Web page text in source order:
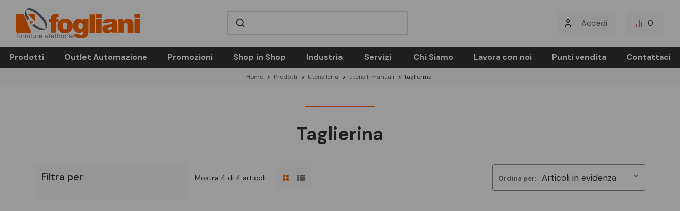
Accedi 0
Prodotti Outlet Automazione Promozioni Shop in Shop Industria Servizi Chi Siamo Lavora con noi Punti vendita Contattaci
Home Prodotti Utensileria utensili manuali taglierina
Taglierina
Filtra per Mostra 4 di 4 articoli Ordina per: